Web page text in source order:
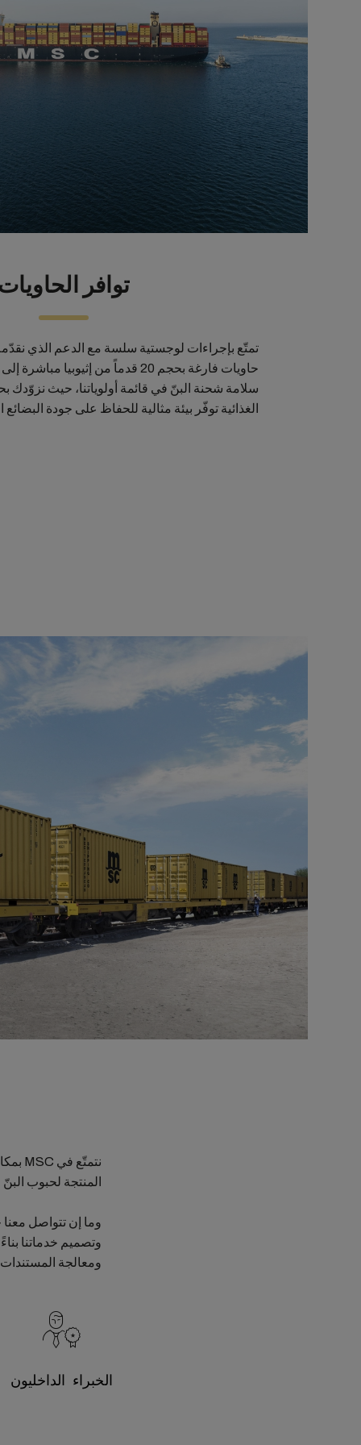
توافر
تمتّع بإجراءات لوجستية سلسة مع الدعم الذي
حاويات فارغة بحجم 20 قدماً من إثيوبيا
سلامة شحنة البنّ في قائمة أولوياتنا، حيث
الغذائية توفّر بيئة مثالية للحفاظ على جودة
المنتجة لحبوب
وما إن تتواصل
وتصميم خدماتنا
ومعالجة
الخبراء الداخليون